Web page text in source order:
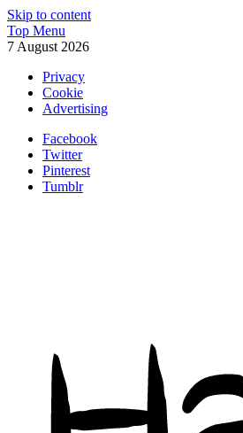
Skip to content
Top Menu
7 August 2026
Privacy
Cookie
Advertising
Facebook
Twitter
Pinterest
Tumblr